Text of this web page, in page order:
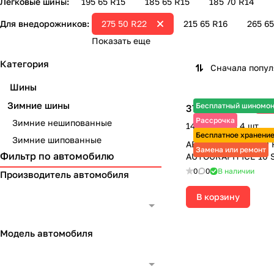
Для внедорожников: 215 65 R16 265
275 50 R22
Показать еще
Сначала
Бесплатный
Рассрочка
Бесплатное хранение
Замена или ремонт
37 275 ₽40 080 ₽ -7%
149 100 ₽ за 4 шт.
АВТОШИНЫ 275/50
AUTOGRAPH ICE 10
0 0 В наличии
В корзину
Категория
Шины
Зимние шины
Зимние нешипованные
Зимние шипованные
Фильтр по автомобилю
Производитель автомобиля
Модель автомобиля